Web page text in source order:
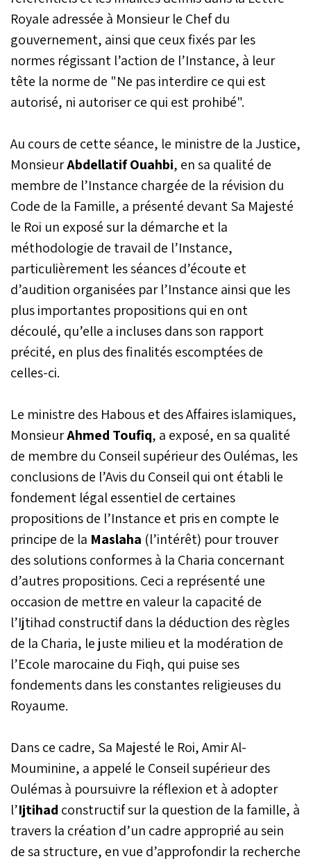
Royale adressée à Monsieur le Chef du
gouvernement, ainsi que ceux fixés par les
normes régissant l’action de l’Instance, à leur
tête la norme de "Ne pas interdire ce qui est
autorisé, ni autoriser ce qui est prohibé".
Au cours de cette séance, le ministre de la Justice,
MonsieurAbdellatif Ouahbi, en sa qualité de
membre de l’Instance chargée de la révision du
Code de la Famille, a présenté devant Sa Majesté
le Roi un exposé sur la démarche et la
méthodologie de travail de l’Instance,
particulièrement les séances d’écoute et
d’audition organisées par l’Instance ainsi que les
plus importantes propositions qui en ont
découlé, qu’elle a incluses dans son rapport
précité, en plus des finalités escomptées de
celles-ci.
Le ministre des Habous et des Affaires islamiques,
MonsieurAhmed Toufiq, a exposé, en sa qualité
de membre du Conseil supérieur des Oulémas, les
conclusions de l’Avis du Conseil qui ont établi le
fondement légal essentiel de certaines
propositions de l’Instance et pris en compte le
principe de la Maslaha (l’intérêt) pour trouver
des solutions conformes à la Charia concernant
d’autres propositions. Ceci a représenté une
occasion de mettre en valeur la capacité de
l’Ijtihad constructif dans la déduction des règles
de la Charia, le juste milieu et la modération de
l’Ecole marocaine du Fiqh, qui puise ses
fondements dans les constantes religieuses du
Royaume.
Dans ce cadre, Sa Majesté le Roi, Amir Al-
Mouminine, a appelé le Conseil supérieur des
Oulémas à poursuivre la réflexion et à adopter
l’Ijtihad constructif sur la question de la famille, à
travers la création d’un cadre approprié au sein
de sa structure, en vue d’approfondir la recherche